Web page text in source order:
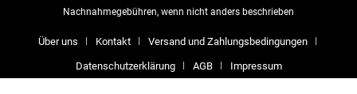
Nachnahmegebühren, wenn nicht anders beschrieben
Über uns Kontakt Versand und Zahlungsbedingungen
Datenschutzerklärung AGB Impressum